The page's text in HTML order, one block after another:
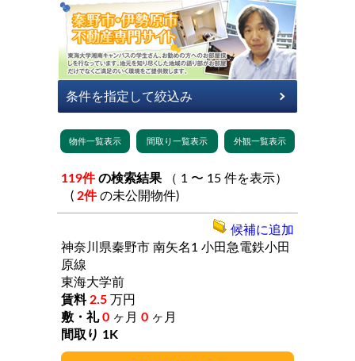
119件 の検索結果
( 2件 の未公開物件)
神奈川県秦野市 南矢名1 小田急電鉄小田
原線
東海大学前
2.5 万円
0 ヶ月 0 ヶ月
1K
候補に追加